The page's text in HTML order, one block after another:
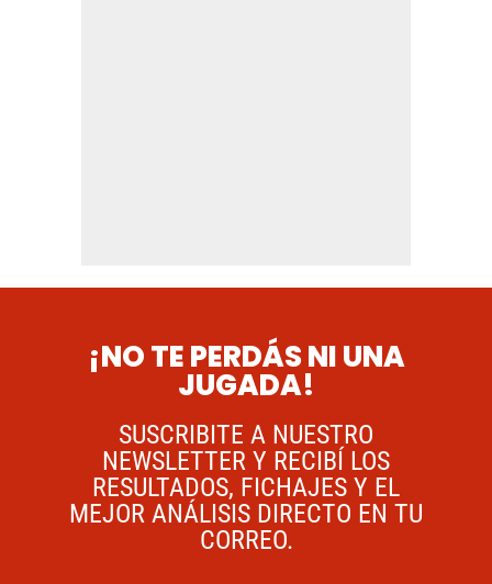
¡NO TE PERDÁS NI UNA
JUGADA!
SUSCRIBITE A NUESTRO
NEWSLETTER Y RECIBÍ LOS
RESULTADOS, FICHAJES Y EL
MEJOR ANÁLISIS DIRECTO EN TU
CORREO.